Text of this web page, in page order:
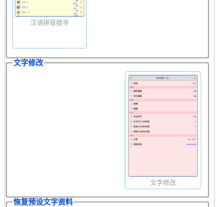
汉语拼音搜寻
文字修改
文字修改
恢复预设文字资料